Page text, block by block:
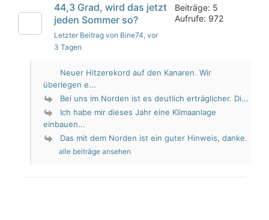
44,3 Grad, wird das jetzt
jeden Sommer so?
Letzter Beitrag von Bine74, vor
3 Tagen
Beiträge: 5
Aufrufe: 972
Neuer Hitzerekord auf den Kanaren. Wir
überlegen e...
Bei uns im Norden ist es deutlich erträglicher. Di...
Ich habe mir dieses Jahr eine Klimaanlage
einbauen...
Das mit dem Norden ist ein guter Hinweis, danke.
alle beiträge ansehen